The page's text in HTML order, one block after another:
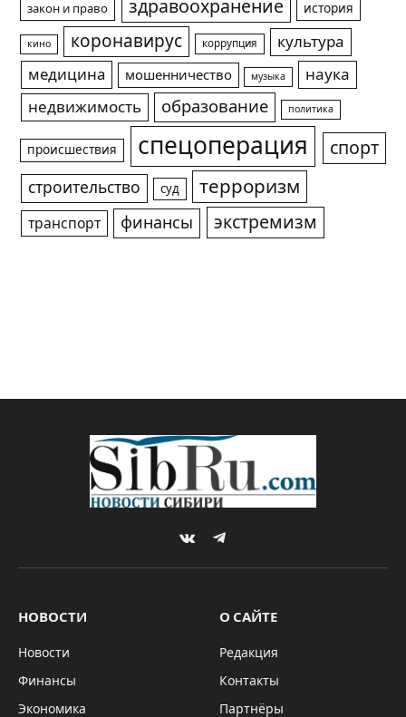
закон и право здравоохранение история
кино коронавирус коррупция
культура
медицина
мошенничество музыка
наука
недвижимость
образование политика
происшествия спецоперация спорт
строительство суд терроризм
транспорт финансы экстремизм
VKontakteTelegram
НОВОСТИ
Новости
Финансы
Экономика
О САЙТЕ
Редакция
Контакты
Партнёры